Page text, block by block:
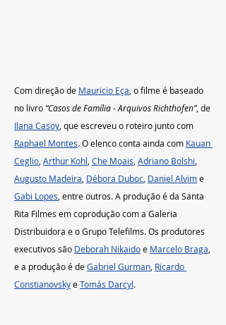
Com direção de Mauricio Eça , o filme é baseado
no livro “Casos de Família - Arquivos Richthofen”, de
Ilana Casoy , que escreveu o roteiro junto com
Raphael Montes. O elenco conta ainda com Kauan
Ceglio Arthur Kohl Che Moais Adriano Bolshi
Augusto Madeira Débora Duboc Daniel Alvim e
Gabi Lopes , entre outros. A produção é da Santa
Rita Filmes em coprodução com a Galeria
Distribuidora e o Grupo Telefilms. Os produtores
executivos são Deborah Nikaido e Marcelo Braga
e a produção é de Gabriel Gurman Ricardo
Constianovsky e Tomás Darcyl.